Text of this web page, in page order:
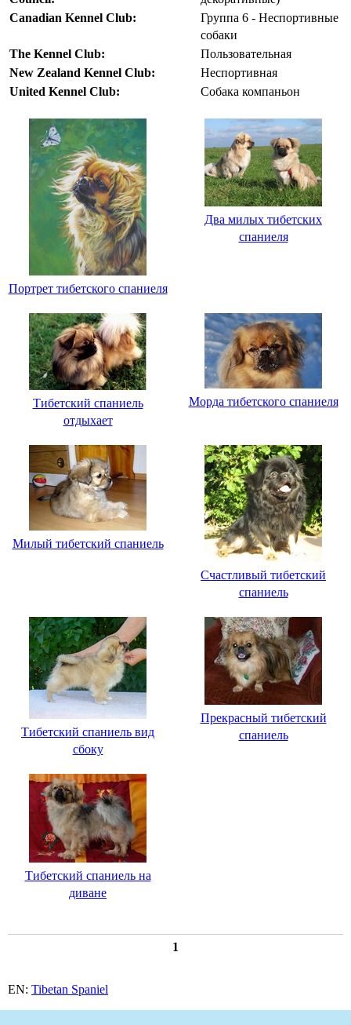
Canadian Kennel Club:
Группа 6 - Неспортивные
собаки
The Kennel Club:
Пользовательная
New Zealand Kennel Club:
Неспортивная
United Kennel Club:
Собака компаньон
Портрет тибетского спаниеля
Два милых тибетских
спаниеля
Тибетский спаниель
отдыхает
Морда тибетского спаниеля
Милый тибетский спаниель
Счастливый тибетский
спаниель
Тибетский спаниель вид
сбоку
Прекрасный тибетский
спаниель
Тибетский спаниель на
диване
1
EN: Tibetan Spaniel